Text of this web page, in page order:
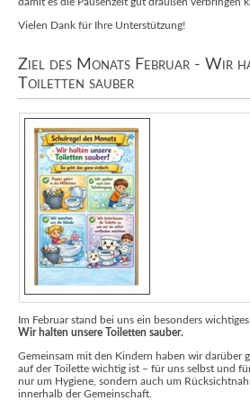
Vielen Dank für Ihre Unterstützung!
Ziel des Monats Februar - Wir
Toiletten sauber
Im Februar stand bei uns ein besonders
Wir halten unsere Toiletten sauber.
Gemeinsam mit den Kindern haben wir darüber
auf der Toilette wichtig ist – für uns selbst und
nur um Hygiene, sondern auch um
innerhalb der Gemeinschaft.